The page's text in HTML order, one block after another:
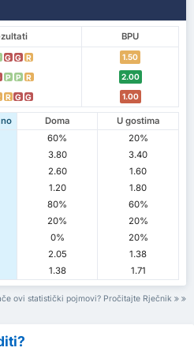
BPU
G G R 1.50
P P R 2.00
R G G 1.00
Doma
U gostima
60%
20%
3.80
3.40
2.60
1.60
1.20
1.80
80%
60%
20%
20%
0%
20%
2.05
1.38
1.38 1.71
ovi statistički pojmovi? Pročitajte Rječnik